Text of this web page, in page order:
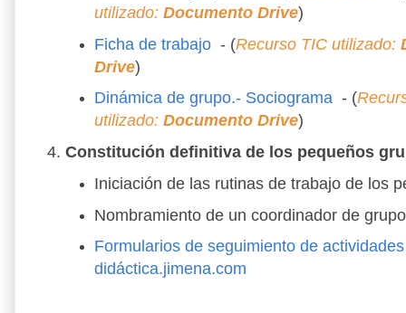
utilizado:Documento Drive)
Ficha de trabajo - (Recurso TIC utilizado:
Drive)
Dinámica de grupo.- Sociograma - (
utilizado:Documento Drive)
Constitución definitiva de los pequeños
Iniciación de las rutinas de trabajo de los
Nombramiento de un coordinador de
Formularios de seguimiento de
didáctica.jimena.com